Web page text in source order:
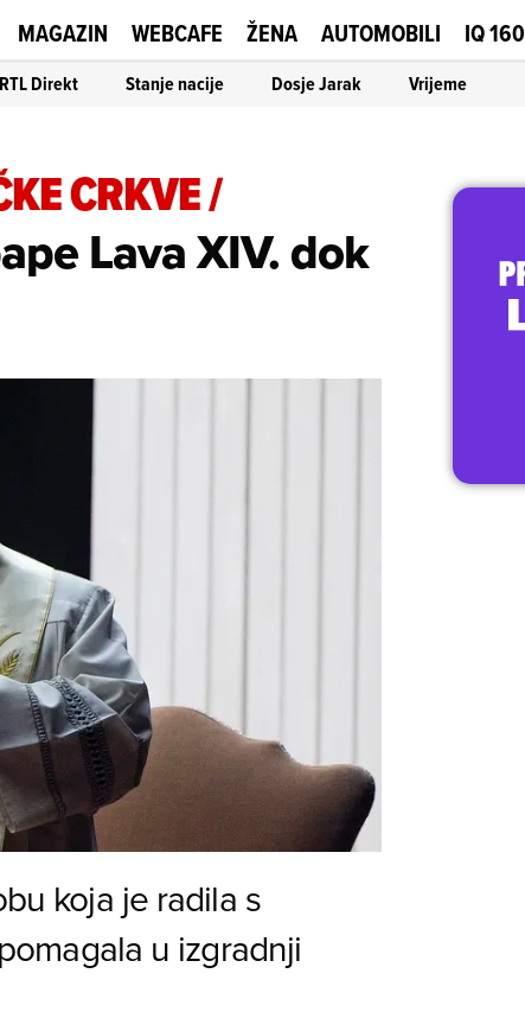
MAGAZIN WEBCAFE ŽENA AUTOMOBILI IQ 160
RTL Direkt Stanje nacije Dosje Jarak Vrijeme
CRKVE/
Lava XIV. dok
koja je radila s
u izgradnji